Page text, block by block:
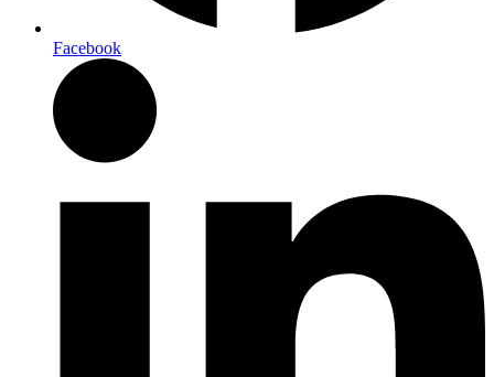
Facebook